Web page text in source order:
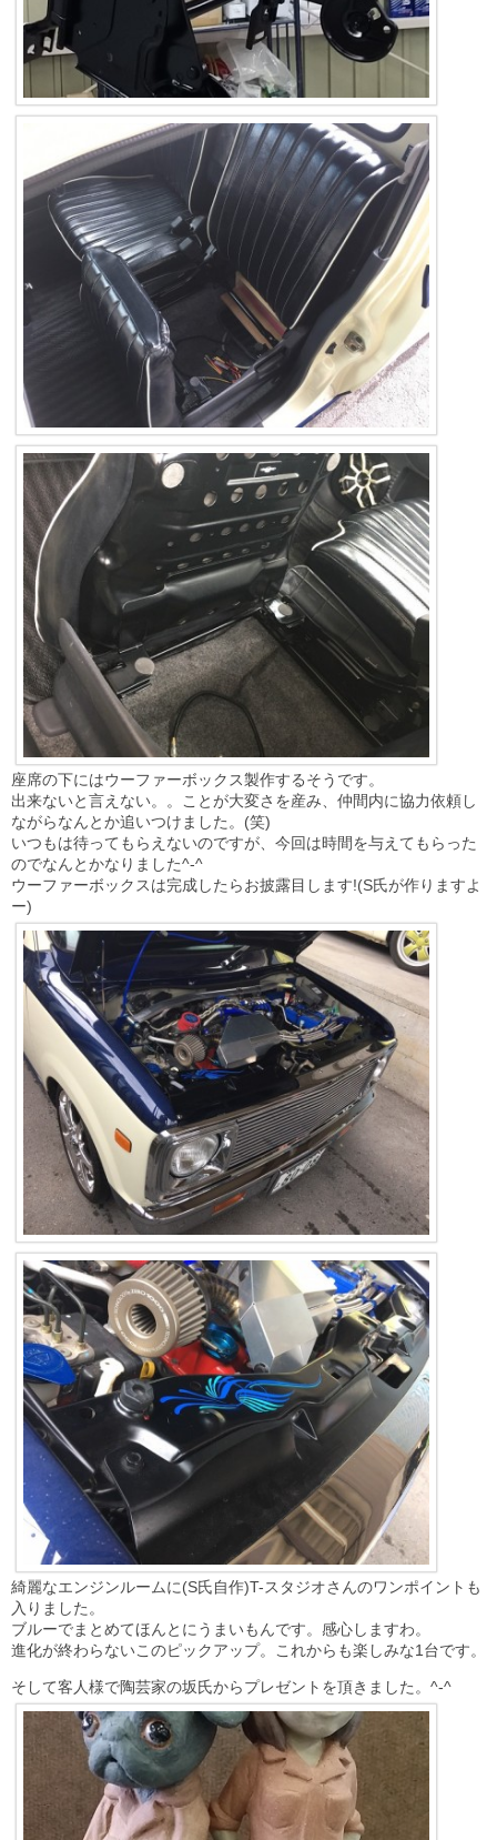
座席の下にはウーファーボックス製作するそうです。
出来ないと言えない。。ことが大変さを産み、仲間内に協力依頼し
ながらなんとか追いつけました。(笑)
いつもは待ってもらえないのですが、今回は時間を与えてもらった
のでなんとかなりました^-^
ウーファーボックスは完成したらお披露目します!(S氏が作りますよ
ー)
綺麗なエンジンルームに(S氏自作)T-スタジオさんのワンポイントも
入りました。
ブルーでまとめてほんとにうまいもんです。感心しますわ。
進化が終わらないこのピックアップ。これからも楽しみな1台です。
そして客人様で陶芸家の坂氏からプレゼントを頂きました。^-^